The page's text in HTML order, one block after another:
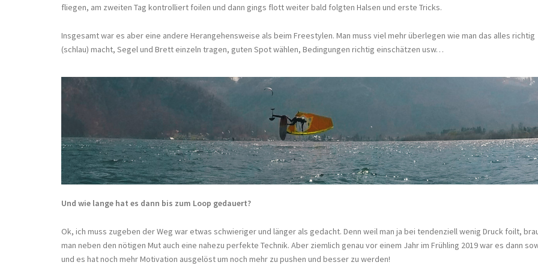
fliegen, am zweiten Tag kontrolliert foilen und dann gings flott weiter bald folgten Halsen und erste Tricks.
Insgesamt war es aber eine andere Herangehensweise als beim Freestylen. Man muss viel mehr überlegen wie man das alles richtig
(schlau) macht, Segel und Brett einzeln tragen, guten Spot wählen, Bedingungen richtig einschätzen usw…
Und wie lange hat es dann bis zum Loop gedauert?
Ok, ich muss zugeben der Weg war etwas schwieriger und länger als gedacht. Denn weil man ja bei tendenziell wenig Druck foilt,
man neben den nötigen Mut auch eine nahezu perfekte Technik. Aber ziemlich genau vor einem Jahr im Frühling 2019 war es dann
und es hat noch mehr Motivation ausgelöst um noch mehr zu pushen und besser zu werden!